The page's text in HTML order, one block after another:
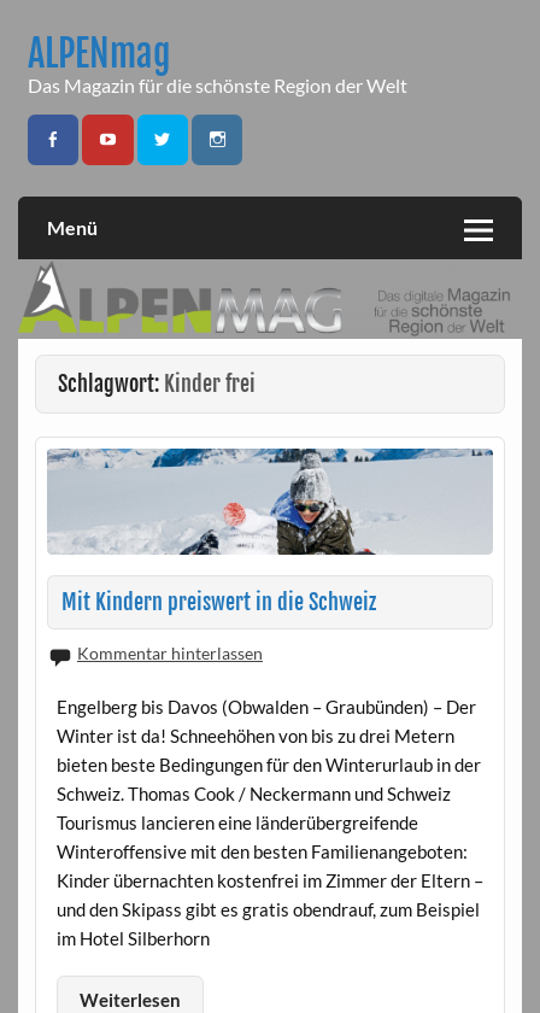
contentALPENmag
Das Magazin für die schönste Region der Welt
Menü
Schlagwort: Kinder frei
Mit Kindern preiswert in die Schweiz
Kommentar hinterlassen
Engelberg bis Davos (Obwalden – Graubünden) – Der
Winter ist da! Schneehöhen von bis zu drei Metern
bieten beste Bedingungen für den Winterurlaub in der
Schweiz. Thomas Cook / Neckermann und Schweiz
Tourismus lancieren eine länderübergreifende
Winteroffensive mit den besten Familienangeboten:
Kinder übernachten kostenfrei im Zimmer der Eltern –
und den Skipass gibt es gratis obendrauf, zum Beispiel
im Hotel Silberhorn
Weiterlesen